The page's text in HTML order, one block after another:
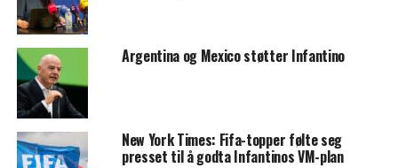
Argentina og Mexico støtter Infantino
New York Times: Fifa-topper følte seg
presset til å godta Infantinos VM-plan